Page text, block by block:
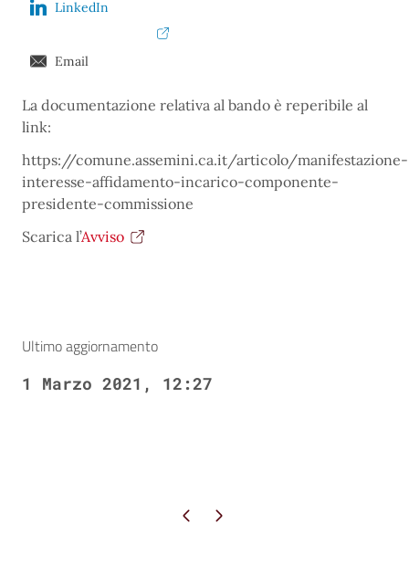
LinkedIn
Email
La documentazione relativa al bando è reperibile al
link:
https://comune.assemini.ca.it/articolo/manifestazione-
interesse-affidamento-incarico-componente-
presidente-commissione
Scarica l’Avviso
Ultimo aggiornamento
1 Marzo 2021, 12:27
Pagina precedente
Pagina successiva